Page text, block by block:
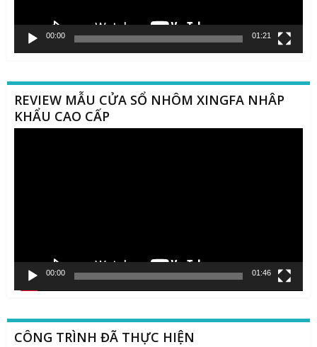
00:00 01:21
REVIEW MẪU CỬA SỔ NHÔM XINGFA NHÂP
KHẨU CAO CẤP
00:00 01:46
CÔNG TRÌNH ĐÃ THỰC HIỆN